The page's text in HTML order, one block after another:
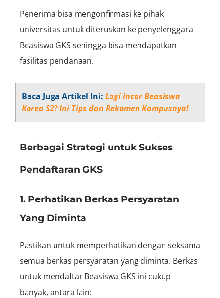
Penerima bisa mengonfirmasi ke pihak
universitas untuk diteruskan ke penyelenggara
Beasiswa GKS sehingga bisa mendapatkan
fasilitas pendanaan.
Baca Juga Artikel Ini: Lagi Incar Beasiswa
Korea S2? Ini Tips dan Rekomen Kampusnya!
Berbagai Strategi untuk Sukses
Pendaftaran GKS
1. Perhatikan Berkas Persyaratan
Yang Diminta
Pastikan untuk memperhatikan dengan seksama
semua berkas persyaratan yang diminta. Berkas
untuk mendaftar Beasiswa GKS ini cukup
banyak, antara lain: